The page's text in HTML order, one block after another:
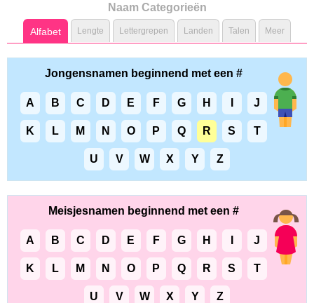
Naam Categorieën
Alfabet Lengte Lettergrepen Landen Talen Meer
Jongensnamen beginnend met een #
A B C D E F G H J
K L M N O P Q R S T
U V W X Y Z
Meisjesnamen beginnend met een #
A B C D E F G H J
K L M N O P Q R S T
U V W X Y Z